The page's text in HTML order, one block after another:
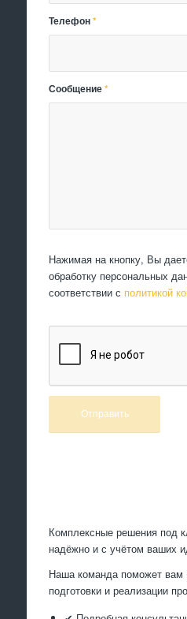
Телефон*
Сообщение*
Нажимая на кнопку, Вы
обработку персональных
соответствии с политикой
Комплексные решения под
надёжно и с учётом ваших
Наша команда поможет вам
подготовки и реализации